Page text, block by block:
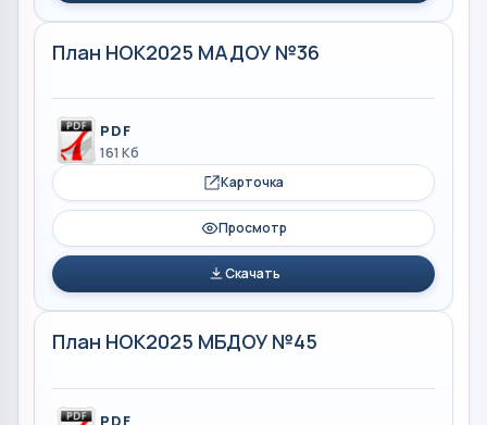
План НОК2025 МАДОУ №36
PDF
161 Кб
Карточка
Просмотр
Скачать
План НОК2025 МБДОУ №45
PDF